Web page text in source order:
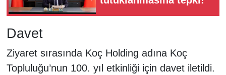
Davet
Ziyaret sırasında Koç Holding adına Koç
Topluluğu’nun 100. yıl etkinliği için davet iletildi.